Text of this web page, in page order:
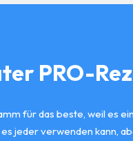
PRO-
für das beste, weil es
jeder verwenden kann,